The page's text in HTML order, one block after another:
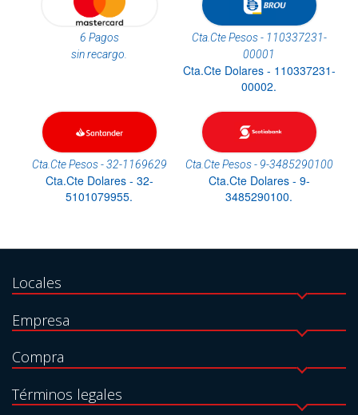
6 Pagos
sin recargo.
Cta.Cte Pesos - 110337231-
00001
Cta.Cte Dolares - 110337231-
00002.
Cta.Cte Pesos - 32-1169629
Cta.Cte Dolares - 32-
5101079955.
Cta.Cte Pesos - 9-3485290100
Cta.Cte Dolares - 9-
3485290100.
Locales
Empresa
Compra
Términos legales